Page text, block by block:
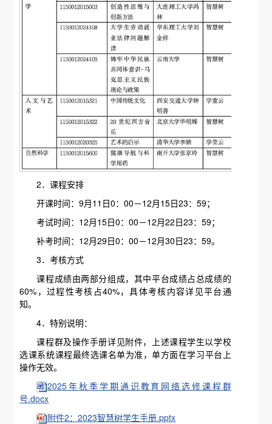
2．课程安排
开课时间：9月11日0：00－12月15日23：59；
考试时间：12月15日0：00－12月22日23：59；
补考时间：12月29日0：00－12月30日23：59。
3．考核方式
课程成绩由两部分组成，其中平台成绩占总成绩的
60%，过程性考核占40%，具体考核内容详见平台通
知。
4．特别说明：
课程群及操作手册详见附件，上述课程学生以学校
选课系统课程最终选课名单为准，单方面在学习平台上
操作无效。
2025年秋季学期通识教育网络选修课程群
号.docx
附件2：2023智慧树学生手册.pptx